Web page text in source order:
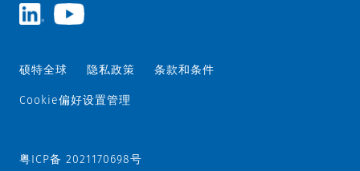
硕特全球 隐私政策 条款和条件
Cookie偏好设置管理
粤ICP备 2021170698号